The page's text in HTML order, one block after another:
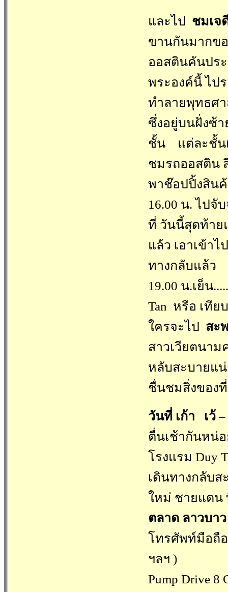
และไป ชมเจ
ขานกันมากข
ออสตินคันปร
พระองค์นี้ ไป
ทำลายพุทธศ
ซึ่งอยู่บนฝั่งซ้
ชั้น แต่ละชั้น
ชมรถออสติน
พาช๊อปปิ้งสินค้
16.00 น. ไปจั
ที่ วันนี้สุดท้าย
แล้ว เอาเข้า
ทางกลับแล้ว
19.00 น.เย็น
Tan หรือ เที
ใครจะไป สะ
สาวเวียตนา
หลับสะบายแน่
ชื่นชมสิ่งของ
วันที่ เก้า เว้
ตื่นเช้ากันหน่
โรงแรม Duy
เดินทางกลับ
ใหม่ ชายแดน
ตลาด ลาวบาว
โทรศัพท์มือถือ
ฯลฯ )
Pump Drive